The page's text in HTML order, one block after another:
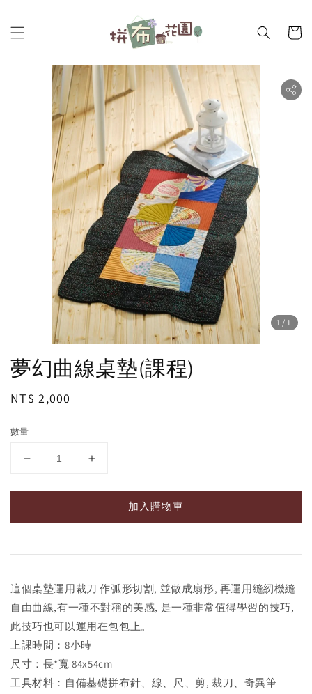
1 /1
夢幻曲線桌墊(課程)
Regular
NT$ 2,000
數量
加入購物車
這個桌墊運用裁刀 作弧形切割, 並做成扇形, 再運用縫紉機縫
自由曲線,有一種不對稱的美感, 是一種非常值得學習的技巧,
此技巧也可以運用在包包上。
上課時間：8小時
尺寸：長*寬 84x54cm
工具材料：自備基礎拼布針、線、尺、剪, 裁刀、奇異筆